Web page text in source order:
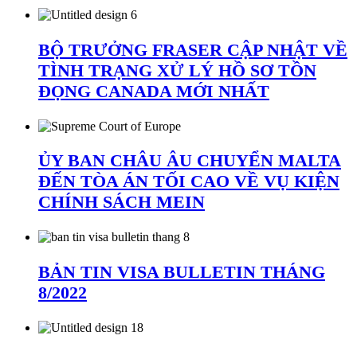
BỘ TRƯỞNG FRASER CẬP NHẬT VỀ
TÌNH TRẠNG XỬ LÝ HỒ SƠ TỒN
ĐỌNG CANADA MỚI NHẤT
ỦY BAN CHÂU ÂU CHUYỂN MALTA
ĐẾN TÒA ÁN TỐI CAO VỀ VỤ KIỆN
CHÍNH SÁCH MEIN
BẢN TIN VISA BULLETIN THÁNG
8/2022